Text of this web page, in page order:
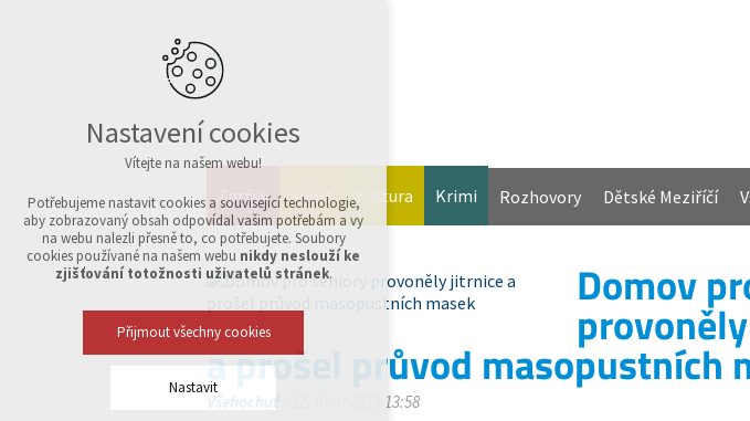
Zprávy Sport Kultura Krimi Rozhovory Dětské Meziříčí
Domov
a prošel průvod masopustních
/ 12. únor 2018 13:58
Nastavení cookies
Vítejte na našem webu!
Potřebujeme nastavit cookies a související technologie,
aby zobrazovaný obsah odpovídal vašim potřebám a vy
na webu nalezli přesně to, co potřebujete. Soubory
cookies používané na našem webu nikdy neslouží ke
zjišťování totožnosti uživatelů stránek.
Přijmout všechny cookies
Nastavit